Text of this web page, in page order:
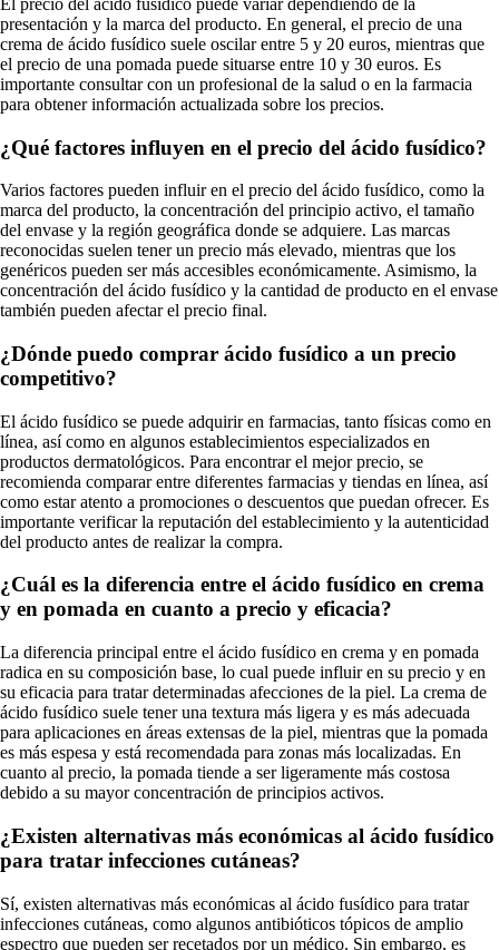
presentación y la marca del producto. En general, el precio de una
crema de ácido fusídico suele oscilar entre 5 y 20 euros, mientras que
el precio de una pomada puede situarse entre 10 y 30 euros. Es
importante consultar con un profesional de la salud o en la farmacia
para obtener información actualizada sobre los precios.
¿Qué factores influyen en el precio del ácido fusídico?
Varios factores pueden influir en el precio del ácido fusídico, como la
marca del producto, la concentración del principio activo, el tamaño
del envase y la región geográfica donde se adquiere. Las marcas
reconocidas suelen tener un precio más elevado, mientras que los
genéricos pueden ser más accesibles económicamente. Asimismo, la
concentración del ácido fusídico y la cantidad de producto en el envase
también pueden afectar el precio final.
¿Dónde puedo comprar ácido fusídico a un precio
competitivo?
El ácido fusídico se puede adquirir en farmacias, tanto físicas como en
línea, así como en algunos establecimientos especializados en
productos dermatológicos. Para encontrar el mejor precio, se
recomienda comparar entre diferentes farmacias y tiendas en línea, así
como estar atento a promociones o descuentos que puedan ofrecer. Es
importante verificar la reputación del establecimiento y la autenticidad
del producto antes de realizar la compra.
¿Cuál es la diferencia entre el ácido fusídico en crema
y en pomada en cuanto a precio y eficacia?
La diferencia principal entre el ácido fusídico en crema y en pomada
radica en su composición base, lo cual puede influir en su precio y en
su eficacia para tratar determinadas afecciones de la piel. La crema de
ácido fusídico suele tener una textura más ligera y es más adecuada
para aplicaciones en áreas extensas de la piel, mientras que la pomada
es más espesa y está recomendada para zonas más localizadas. En
cuanto al precio, la pomada tiende a ser ligeramente más costosa
debido a su mayor concentración de principios activos.
¿Existen alternativas más económicas al ácido fusídico
para tratar infecciones cutáneas?
Sí, existen alternativas más económicas al ácido fusídico para tratar
infecciones cutáneas, como algunos antibióticos tópicos de amplio
espectro que pueden ser recetados por un médico. Sin embargo, es